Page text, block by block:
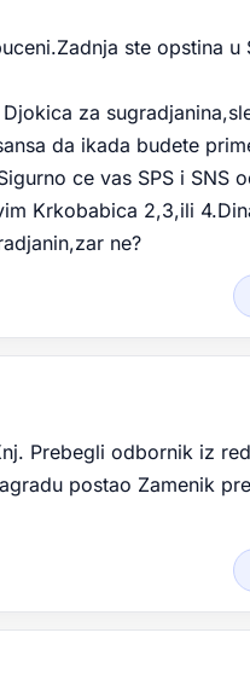
ste opstina u
za
da ikada budete
ce vas SPS i SNS
Krkobabica 2,3,ili
ne?
Prebegli odbornik iz
postao Zamenik